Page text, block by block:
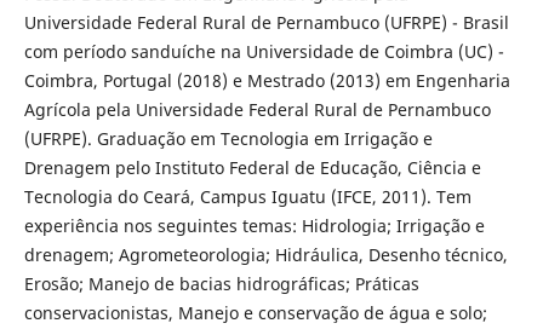
Universidade Federal Rural de Pernambuco (UFRPE) - Brasil
com período sanduíche na Universidade de Coimbra (UC) -
Coimbra, Portugal (2018) e Mestrado (2013) em Engenharia
Agrícola pela Universidade Federal Rural de Pernambuco
(UFRPE). Graduação em Tecnologia em Irrigação e
Drenagem pelo Instituto Federal de Educação, Ciência e
Tecnologia do Ceará, Campus Iguatu (IFCE, 2011). Tem
experiência nos seguintes temas: Hidrologia; Irrigação e
drenagem; Agrometeorologia; Hidráulica, Desenho técnico,
Erosão; Manejo de bacias hidrográficas; Práticas
conservacionistas, Manejo e conservação de água e solo;